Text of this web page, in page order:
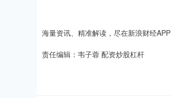
海量资讯、精准解读，尽在新浪财经APP
责任编辑：韦子蓉 配资炒股杠杆